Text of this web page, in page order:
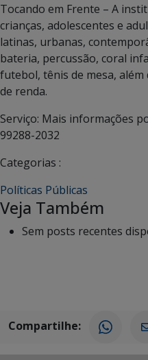
Tocando em Frente – A
crianças, adolescentes e
latinas, urbanas,
bateria, percussão, coral
futebol, tênis de mesa,
de renda.
Serviço: Mais informações
99288-2032
Categorias :
Políticas Públicas
Veja Também
Sem posts recentes
Compartilhe: